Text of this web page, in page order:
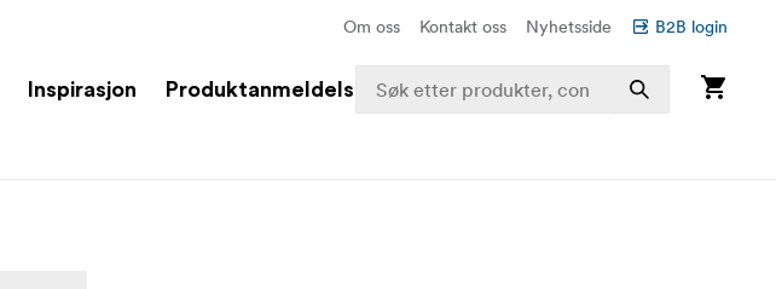
Om oss Kontakt oss Nyhetsside B2B login
Inspirasjon Produktanmeldelser